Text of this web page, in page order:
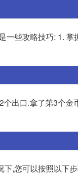
一些攻略技巧: 1. 掌
出口.拿了第3个金
,您可以按照以下